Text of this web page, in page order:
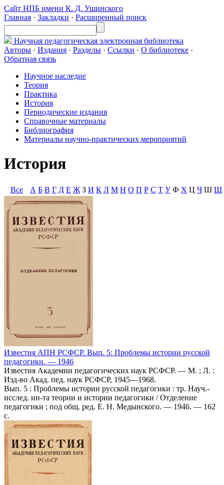
Сайт НПБ имени К. Д. Ушинского
Главная · Закладки · Расширенный поиск
Научная педагогическая электронная библиотека
Авторы · Издания · Разделы · Ссылки · О библиотеке ·
Обратная связь
Научное наследие
Теория
Практика
История
Периодические издания
Справочные материалы
Библиография
Материалы научно-практических мероприятий
История
Все А Б В Г Д Е Ж З И К Л М Н О П Р С Т У Ф Х Ц Ч Ш Щ
Известия АПН РСФСР. Вып. 5: Проблемы истории русской
педагогики. — 1946
Известия Академии педагогических наук РСФСР. — М. ; Л. :
Изд-во Акад. пед. наук РСФСР, 1945—1968.
Вып. 5 : Проблемы истории русской педагогики : тр. Науч.-
исслед. ин-та теории и истории педагогики / Отделение
педагогики ; под общ. ред. Е. Н. Медынского. — 1946. — 162
с.